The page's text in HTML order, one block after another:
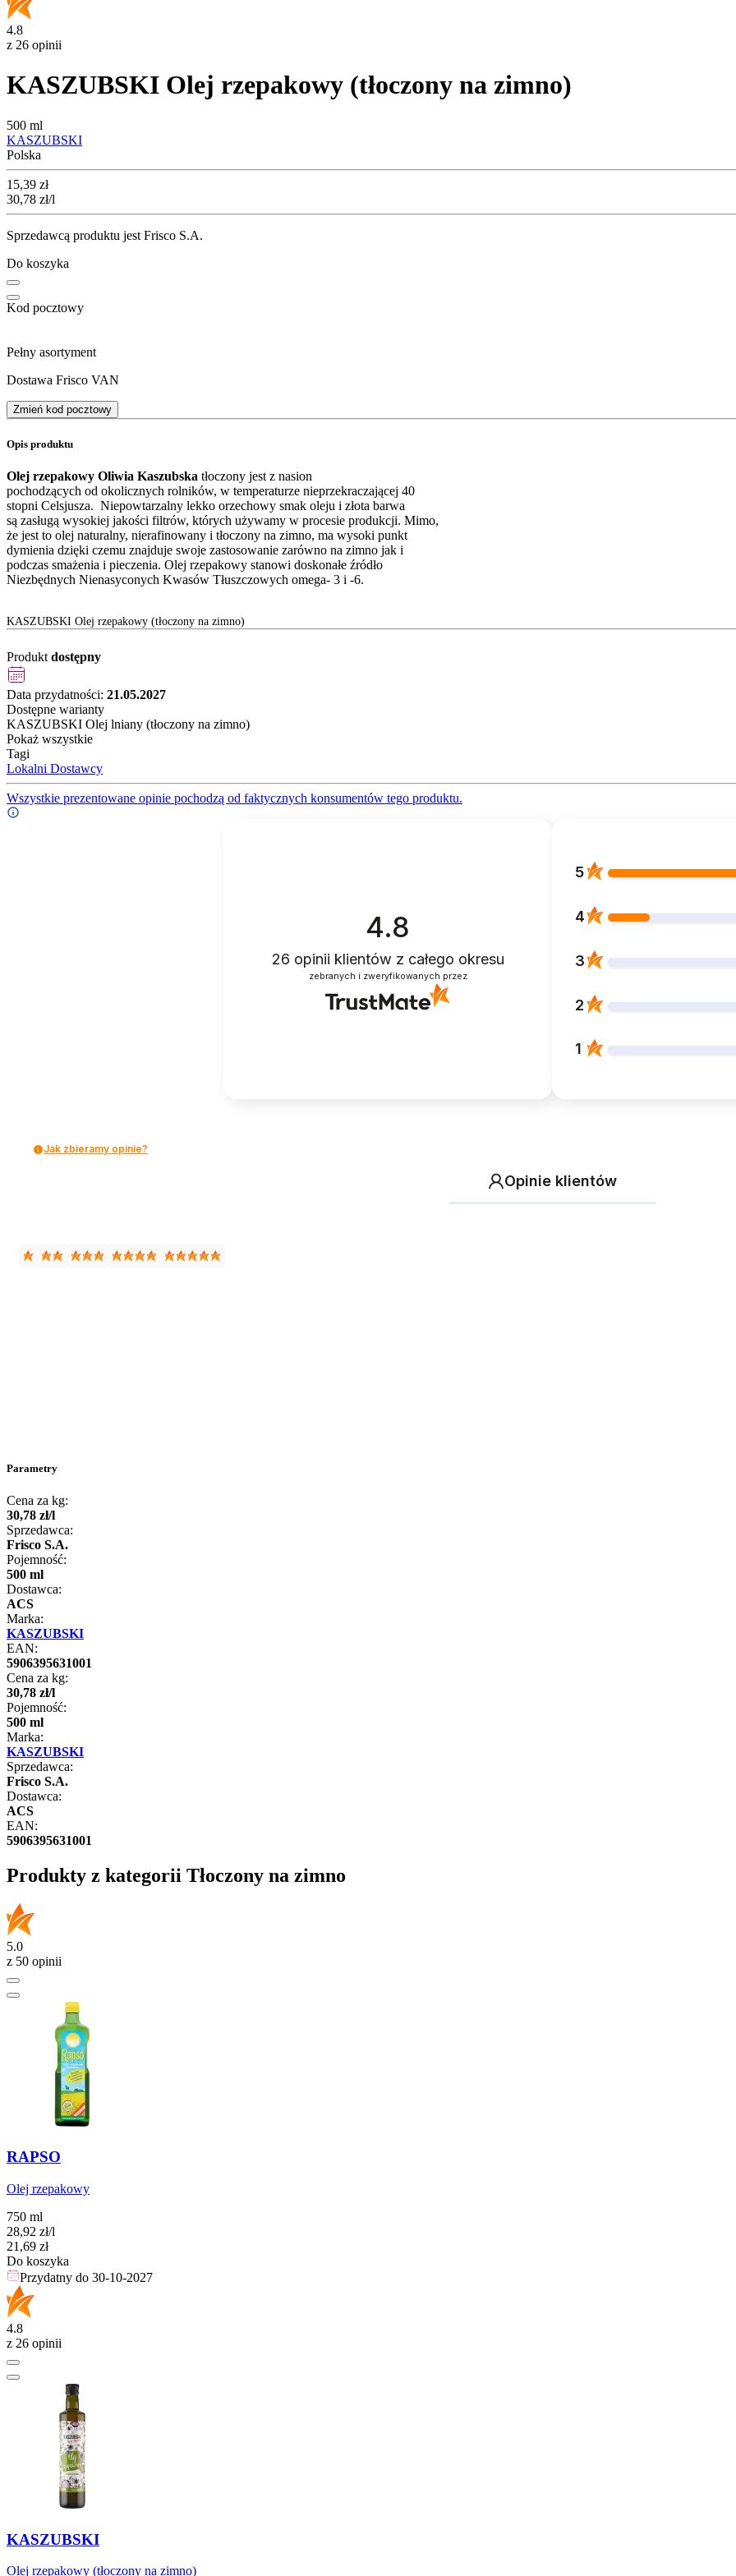
4.8
z 26 opinii
KASZUBSKI Olej rzepakowy (tłoczony na zimno)
500 ml
KASZUBSKI
Polska
Cena
15,39 zł
30,78 zł/l
Sprzedawcą produktu jest Frisco S.A.
Do koszyka
Kod pocztowy
Pełny asortyment
Dostawa Frisco VAN
Zmień kod pocztowy
Opis produktu
Olej rzepakowy Oliwia Kaszubska tłoczony jest z nasion
pochodzących od okolicznych rolników, w temperaturze nieprzekraczającej 40
stopni Celsjusza. Niepowtarzalny lekko orzechowy smak oleju i złota barwa
są zasługą wysokiej jakości filtrów, których używamy w procesie produkcji. Mimo,
że jest to olej naturalny, nierafinowany i tłoczony na zimno, ma wysoki punkt
dymienia dzięki czemu znajduje swoje zastosowanie zarówno na zimno jak i
podczas smażenia i pieczenia. Olej rzepakowy stanowi doskonałe źródło
Niezbędnych Nienasyconych Kwasów Tłuszczowych omega- 3 i -6.
KASZUBSKI Olej rzepakowy (tłoczony na zimno)
Produkt dostępny
Data przydatności: 21.05.2027
Dostępne warianty
KASZUBSKI Olej lniany (tłoczony na zimno)
Pokaż wszystkie
Tagi
Lokalni Dostawcy
Wszystkie prezentowane opinie pochodzą od faktycznych konsumentów tego produktu.
4.8
26 opinii klientów z całego okresu
zebranych i zweryfikowanych przez
5
4
3
2
1
Jak zbieramy opinie?
Opinie klientów
Parametry
Cena za kg:
30,78 zł/l
Sprzedawca:
Frisco S.A.
Pojemność:
500 ml
Dostawca:
ACS
Marka:
KASZUBSKI
EAN:
5906395631001
Cena za kg:
30,78 zł/l
Pojemność:
500 ml
Marka:
KASZUBSKI
Sprzedawca:
Frisco S.A.
Dostawca:
ACS
EAN:
5906395631001
Produkty z kategorii Tłoczony na zimno
5.0
z 50 opinii
RAPSO
Olej rzepakowy
750 ml
28,92 zł/l
Cena
21,69 zł
Do koszyka
Przydatny do 30-10-2027
4.8
z 26 opinii
KASZUBSKI
Olej rzepakowy (tłoczony na zimno)